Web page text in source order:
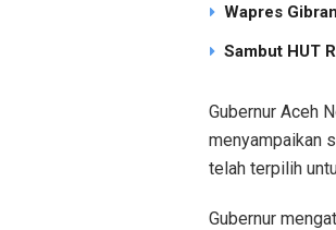
Wapres
Sambut HUT
Gubernur Aceh
menyampaikan
telah terpilih
Gubernur